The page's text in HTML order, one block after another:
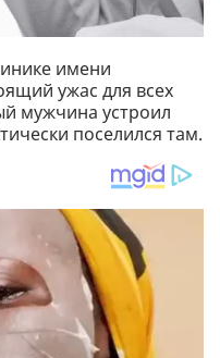
имени
ужас для всех
мужчина устроил
поселился там.